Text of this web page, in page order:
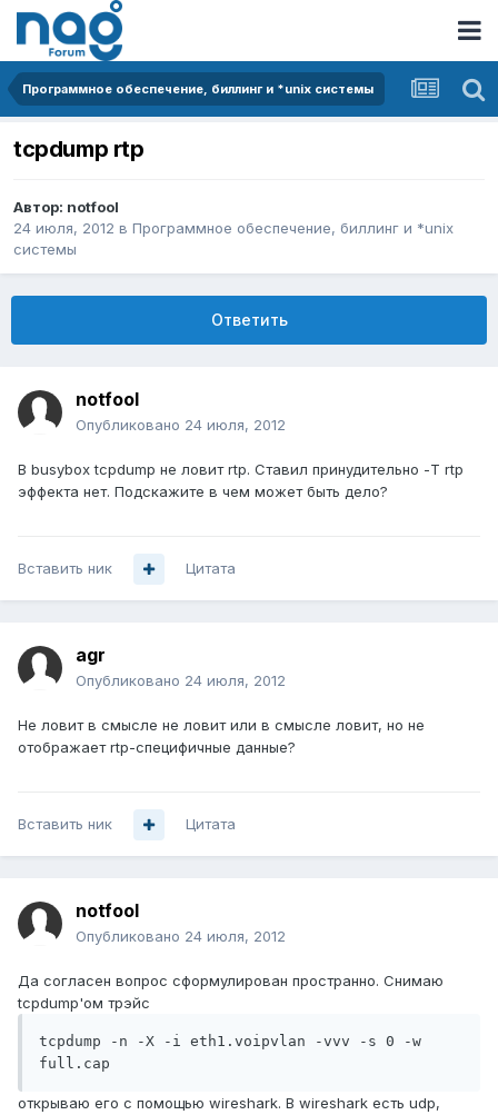
Программное обеспечение, биллинг и *unix системы
tcpdump rtp
Автор: notfool
24 июля, 2012 в Программное обеспечение, биллинг и *unix
системы
Ответить
notfool
Опубликовано 24 июля, 2012
В busybox tcpdump не ловит rtp. Ставил принудительно -T rtp
эффекта нет. Подскажите в чем может быть дело?
Вставить ник Цитата
agr
Опубликовано 24 июля, 2012
Не ловит в смысле не ловит или в смысле ловит, но не
отображает rtp-специфичные данные?
Вставить ник Цитата
notfool
Опубликовано 24 июля, 2012
Да согласен вопрос сформулирован пространно. Снимаю
tcpdump'ом трэйс
tcpdump -n -X -i eth1.voipvlan -vvv -s 0 -w
full.cap
открываю его с помощью wireshark. В wireshark есть udp,